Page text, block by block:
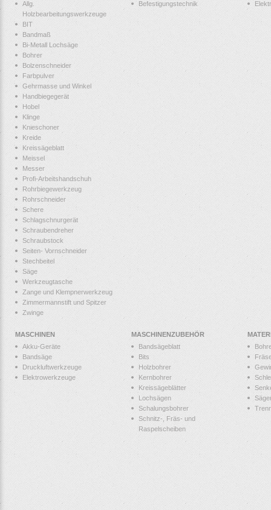
Allg.
Holzbearbeitungswerkzeuge
BIT
Bandmaß
Bi-Metall Lochsäge
Bohrer
Bolzenschneider
Farbpulver
Gehrmasse und Winkel
Handbiegegerät
Hobel
Klinge
Knieschoner
Kreide
Kreissägeblatt
Meissel
Messer
Profi-Arbeitshandschuh
Rohrbiegewerkzeug
Rohrschneider
Schere
Schlagschnurgerät
Schraubendreher
Schraubstock
Seiten- Vornschneider
Stechbeitel
Säge
Werkzeugtasche
Zange und Klempnerwerkzeug
Zimmermannstift und Spitzer
Zwinge
Befestigungstechnik
MASCHINEN
Akku-Geräte
Bandsäge
Druckluftwerkzeuge
Elektrowerkzeuge
MASCHINENZUBEHÖR
Bandsägeblatt
Bits
Holzbohrer
Kernbohrer
Kreissägeblätter
Lochsägen
Schalungsbohrer
Schnitz-, Fräs- und
Raspelscheiben